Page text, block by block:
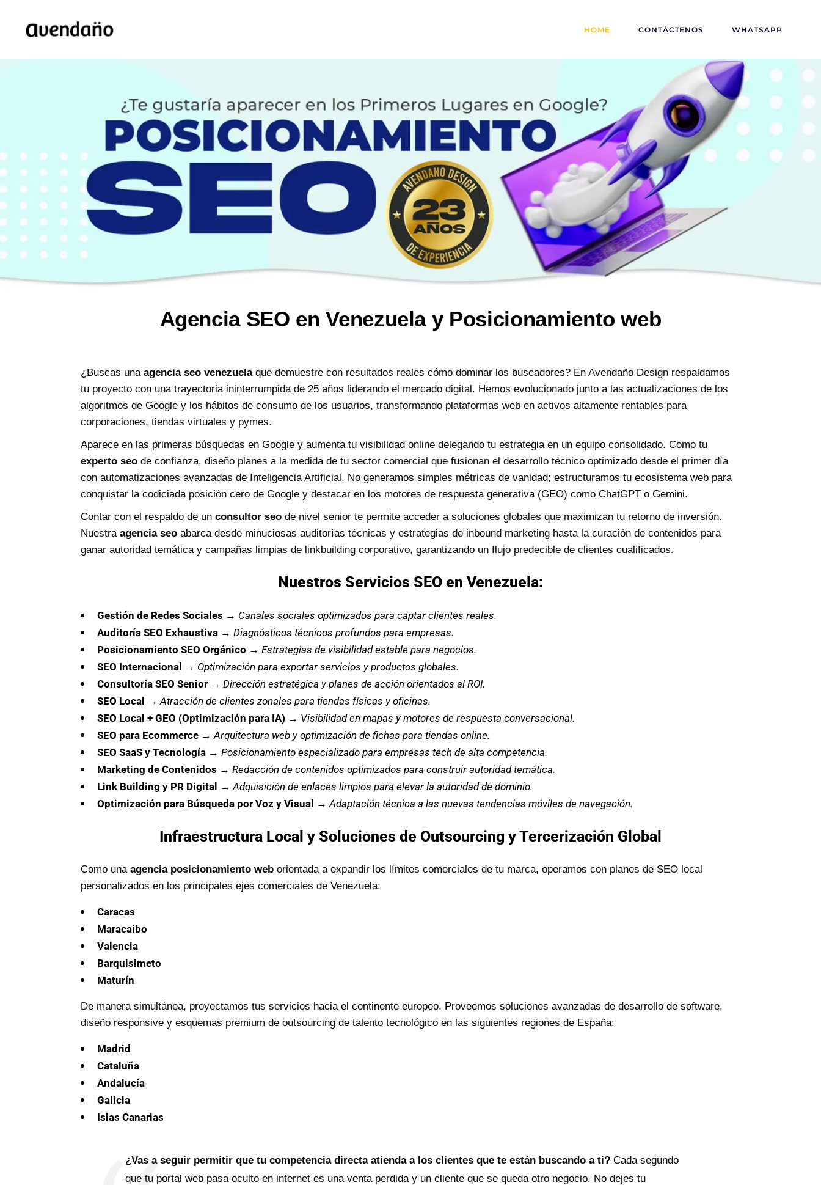
HOME CONTÁCTENOS WHATSAPP
Agencia SEO en Venezuela y Posicionamiento web
¿Buscas una agencia seo venezuelaque demuestre con resultados reales cómo dominar los buscadores? En Avendaño Design respaldamos
tu proyecto con una trayectoria ininterrumpida de 25 años liderando el mercado digital. Hemos evolucionado junto a las actualizaciones de los
algoritmos de Google y los hábitos de consumo de los usuarios, transformando plataformas web en activos altamente rentables para
corporaciones, tiendas virtuales y pymes.
Aparece en las primeras búsquedas en Google y aumenta tu visibilidad online delegando tu estrategia en un equipo consolidado. Como tu
experto seo de confianza, diseño planes a la medida de tu sector comercial que fusionan el desarrollo técnico optimizado desde el primer día
con automatizaciones avanzadas de Inteligencia Artificial. No generamos simples métricas de vanidad; estructuramos tu ecosistema web para
conquistar la codiciada posición cero de Google y destacar en los motores de respuesta generativa (GEO) como ChatGPT o Gemini.
Contar con el respaldo de un consultor seo de nivel senior te permite acceder a soluciones globales que maximizan tu retorno de inversión.
Nuestra agencia seo abarca desde minuciosas auditorías técnicas y estrategias de inbound marketing hasta la curación de contenidos para
ganar autoridad temática y campañas limpias de linkbuilding corporativo, garantizando un flujo predecible de clientes cualificados.
Nuestros Servicios SEO en Venezuela:
Gestión de Redes Sociales → Canales sociales optimizados para captar clientes reales.
Auditoría SEO Exhaustiva → Diagnósticos técnicos profundos para empresas.
Posicionamiento SEO Orgánico → Estrategias de visibilidad estable para negocios.
SEO Internacional → Optimización para exportar servicios y productos globales.
Consultoría SEO Senior → Dirección estratégica y planes de acción orientados al ROI.
SEO Local → Atracción de clientes zonales para tiendas físicas y oficinas.
SEO Local + GEO (Optimización para IA) → Visibilidad en mapas y motores de respuesta conversacional.
SEO para Ecommerce → Arquitectura web y optimización de fichas para tiendas online.
SEO SaaS y Tecnología → Posicionamiento especializado para empresas tech de alta competencia.
Marketing de Contenidos → Redacción de contenidos optimizados para construir autoridad temática.
Link Building y PR Digital → Adquisición de enlaces limpios para elevar la autoridad de dominio.
Optimización para Búsqueda por Voz y Visual → Adaptación técnica a las nuevas tendencias móviles de navegación.
Infraestructura Local y Soluciones de Outsourcing y Tercerización Global
Como una agencia posicionamiento web orientada a expandir los límites comerciales de tu marca, operamos con planes de SEO local
personalizados en los principales ejes comerciales de Venezuela:
Caracas
Maracaibo
Valencia
Barquisimeto
Maturín
De manera simultánea, proyectamos tus servicios hacia el continente europeo. Proveemos soluciones avanzadas de desarrollo de software,
diseño responsive y esquemas premium de outsourcing de talento tecnológico en las siguientes regiones de España:
Madrid
Cataluña
Andalucía
Galicia
Islas Canarias
¿Vas a seguir permitir que tu competencia directa atienda a los clientes que te están buscando a ti? Cada segundo
que tu portal web pasa oculto en internet es una venta perdida y un cliente que se queda otro negocio. No dejes tu